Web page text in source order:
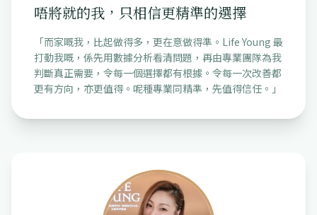
唔將就的我，只相信更精準的選擇
「而家嘅我，比起做得多，更在意做得準。Life Young 最
打動我嘅，係先用數據分析看清問題，再由專業團隊為我
判斷真正需要，令每一個選擇都有根據。令每一次改善都
更有方向，亦更值得。呢種專業同精準，先值得信任。 」